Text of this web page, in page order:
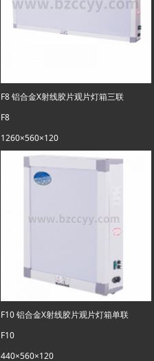
F8 铝合金X射线胶片观片灯箱三联
F8
1260×560×120
F10 铝合金X射线胶片观片灯箱单联
F10
440×560×120